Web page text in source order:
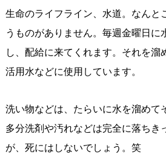
生命のライフライン、水道。なんと
うものがありません。毎週金曜日に
し、配給に来てくれます。それを溜
活用水などに使用しています。
洗い物などは、たらいに水を溜めて
多分洗剤や汚れなどは完全に落ちき
が、死にはしないでしょう。笑